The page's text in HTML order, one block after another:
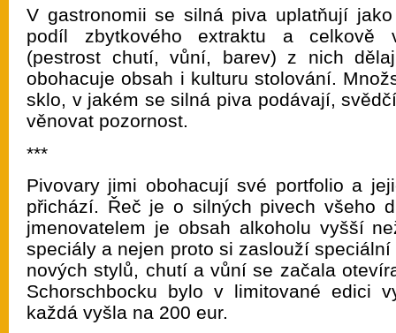
V gastronomii se silná piva uplatňují
podíl zbytkového extraktu a celkově
(pestrost chutí, vůní, barev) z nich
obohacuje obsah i kulturu stolování.
sklo, v jakém se silná piva podávají,
věnovat pozornost.
***
Pivovary jimi obohacují své portfolio a
přichází. Řeč je o silných pivech všeho
jmenovatelem je obsah alkoholu vyšší
speciály a nejen proto si zaslouží
nových stylů, chutí a vůní se začala
Schorschbocku bylo v limitované edici
každá vyšla na 200 eur.